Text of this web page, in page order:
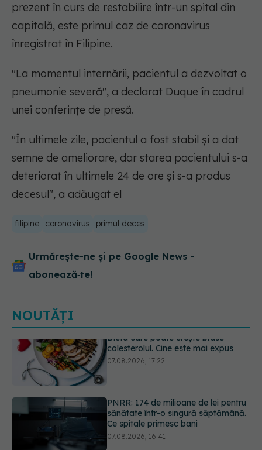
prezent în curs de restabilire într-un spital din
capitală, este primul caz de coronavirus
înregistrat în Filipine.
"La momentul internării, pacientul a dezvoltat o
pneumonie severă", a declarat Duque în cadrul
unei conferinţe de presă.
"În ultimele zile, pacientul a fost stabil şi a dat
semne de ameliorare, dar starea pacientului s-a
deteriorat în ultimele 24 de ore şi s-a produs
decesul", a adăugat el
filipine coronavirus primul deces
Urmărește-ne și pe Google News -
abonează‑te!
NOUTĂȚI
PNRR: 174 de milioane de lei pentru
sănătate într-o singură săptămână.
Cât durează simptomele
menopauzei?